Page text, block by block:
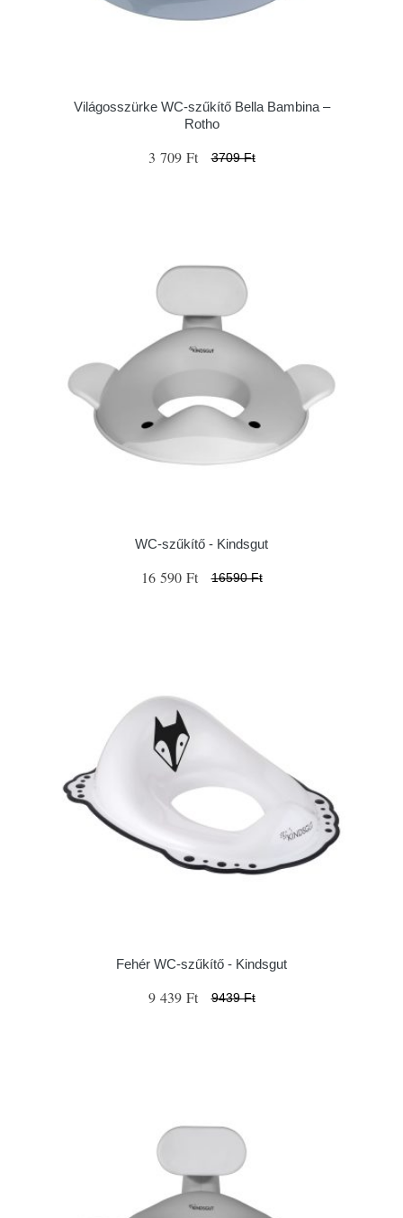
Világosszürke WC-szűkítő Bella Bambina –
Rotho
3 709 Ft 3709 Ft
WC-szűkítő - Kindsgut
16 590 Ft 16590 Ft
Fehér WC-szűkítő - Kindsgut
9 439 Ft 9439 Ft